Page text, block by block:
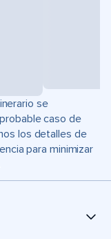
se
caso de
los detalles de
para minimizar